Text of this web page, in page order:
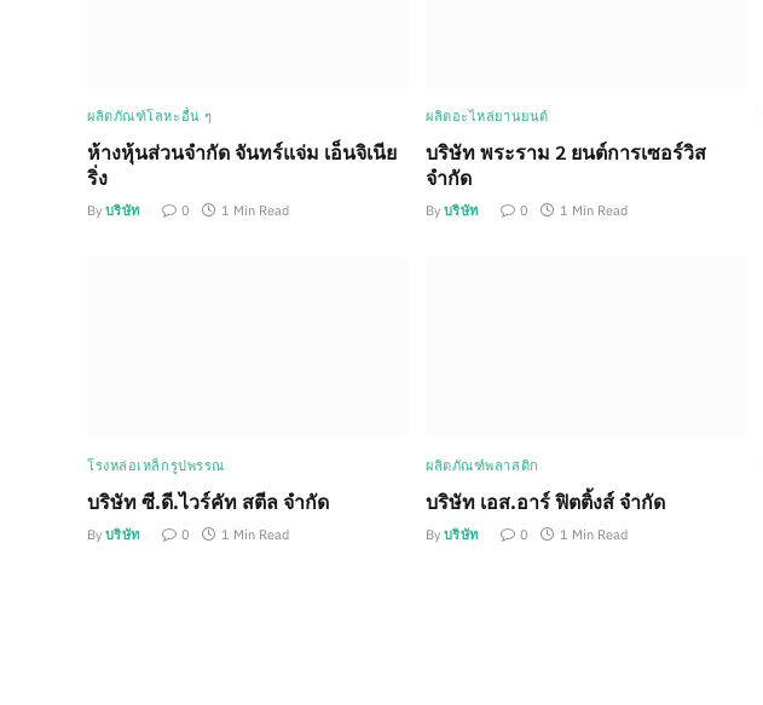
ผลิตภัณฑ์โลหะอื่น ๆ
ห้างหุ้นส่วนจำกัด จันทร์แจ่ม เอ็นจิเนีย
ริ่ง
By บริษัท 0 1 Min Read
ผลิตอะไหล่ยานยนต์
บริษัท พระราม 2 ยนต์การเซอร์วิส
จำกัด
By บริษัท 0 1 Min Read
โรงหล่อเหล็กรูปพรรณ
บริษัท ซี.ดี.ไวร์คัท สตีล จำกัด
By บริษัท 0 1 Min Read
ผลิตภัณฑ์พลาสติก
บริษัท เอส.อาร์ ฟิตติ้งส์ จำกัด
By บริษัท 0 1 Min Read